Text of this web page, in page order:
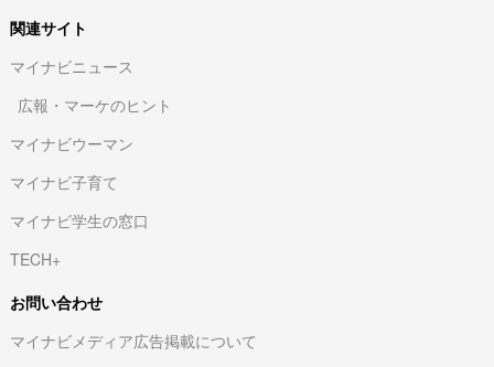
関連サイト
マイナビニュース
広報・マーケのヒント
マイナビウーマン
マイナビ子育て
マイナビ学生の窓口
TECH+
お問い合わせ
マイナビメディア広告掲載について